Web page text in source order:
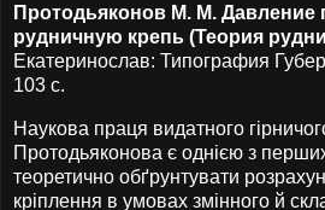
Протодьяконов М. М. Давление
рудничную крепь (Теория
Екатеринослав: Типография
103 с.
Наукова праця видатного
Протодьяконова є однією з
теоретично обґрунтувати
кріплення в умовах змінного й